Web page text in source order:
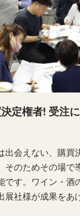
定権者! 受注
出会えない、購買
そのためその場で
です。ワイン・酒
展社様が成果をあ